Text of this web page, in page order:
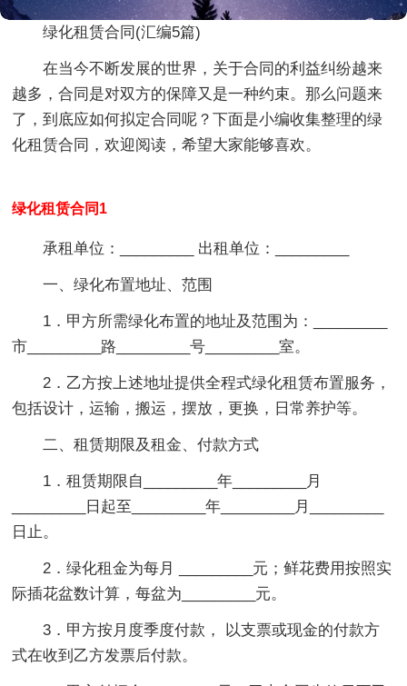
绿化租赁合同(汇编5篇)
在当今不断发展的世界，关于合同的利益纠纷越来
越多，合同是对双方的保障又是一种约束。那么问题来
了，到底应如何拟定合同呢？下面是小编收集整理的绿
化租赁合同，欢迎阅读，希望大家能够喜欢。
绿化租赁合同1
承租单位：_________ 出租单位：_________
一、绿化布置地址、范围
1．甲方所需绿化布置的地址及范围为：_________
市_________路_________号_________室。
2．乙方按上述地址提供全程式绿化租赁布置服务，
包括设计，运输，搬运，摆放，更换，日常养护等。
二、租赁期限及租金、付款方式
1．租赁期限自_________年_________月
_________日起至_________年_________月_________
日止。
2．绿化租金为每月 _________元；鲜花费用按照实
际插花盆数计算，每盆为_________元。
3．甲方按月度季度付款， 以支票或现金的付款方
式在收到乙方发票后付款。